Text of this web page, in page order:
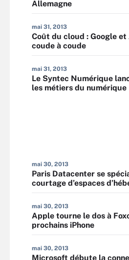
Allemagne
mai 31, 2013
Coût du cloud : Google et
coude à coude
mai 31, 2013
Le Syntec Numérique
les métiers du numérique
mai 30, 2013
Paris Datacenter se
courtage d’espaces
mai 30, 2013
Apple tourne le dos à
prochains iPhone
mai 30, 2013
Microsoft débute la